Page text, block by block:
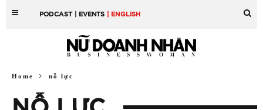
PODCAST | EVENTS | ENGLISH
Home nỗ lực